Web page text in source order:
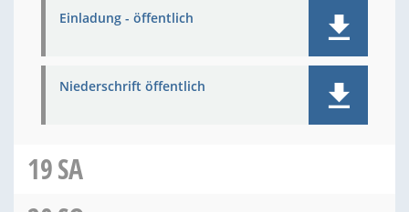
Einladung - öffentlich
Niederschrift öffentlich
19SA